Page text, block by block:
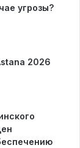
угрозы?
2026